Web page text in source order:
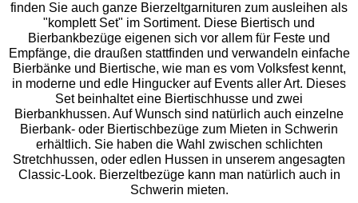
finden Sie auch ganze Bierzeltgarnituren zum ausleihen als
"komplett Set" im Sortiment. Diese Biertisch und
Bierbankbezüge eigenen sich vor allem für Feste und
Empfänge, die draußen stattfinden und verwandeln einfache
Bierbänke und Biertische, wie man es vom Volksfest kennt,
in moderne und edle Hingucker auf Events aller Art. Dieses
Set beinhaltet eine Biertischhusse und zwei
Bierbankhussen. Auf Wunsch sind natürlich auch einzelne
Bierbank- oder Biertischbezüge zum Mieten in Schwerin
erhältlich. Sie haben die Wahl zwischen schlichten
Stretchhussen, oder edlen Hussen in unserem angesagten
Classic-Look. Bierzeltbezüge kann man natürlich auch in
Schwerin mieten.